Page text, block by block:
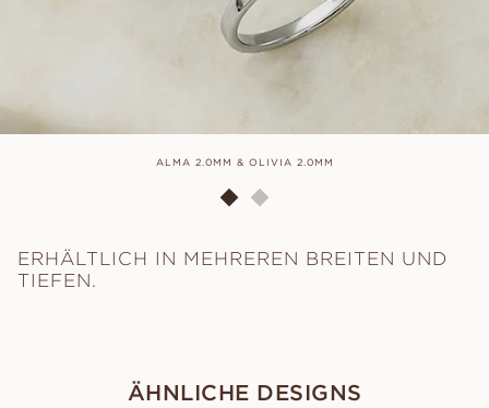
ALMA 2.0MM & OLIVIA 2.0MM
ERHÄLTLICH IN MEHREREN BREITEN UND
TIEFEN.
ÄHNLICHE DESIGNS